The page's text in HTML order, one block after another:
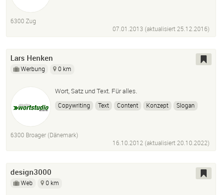
6300 Zug
07.01.2013 (aktualisiert25.12.2016)
Lars Henken
Werbung 0 km
Wort, Satz und Text. Für alles.
Copywriting Text Content Konzept
Slogan
6300 Broager (Dänemark)
16.10.2012 (aktualisiert20.10.2022)
design3000
Web 0 km